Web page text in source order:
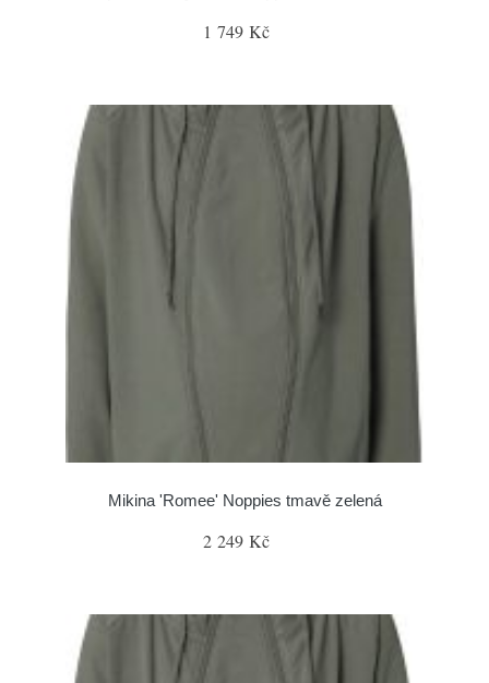
1 749 Kč
Mikina 'Romee' Noppies tmavě zelená
2 249 Kč